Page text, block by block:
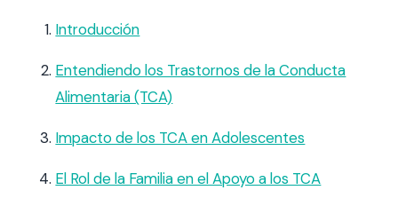
Introducción
Entendiendo los Trastornos de la Conducta
Alimentaria (TCA)
Impacto de los TCA en Adolescentes
El Rol de la Familia en el Apoyo a los TCA